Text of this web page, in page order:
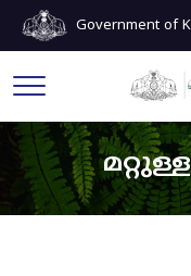
Government of